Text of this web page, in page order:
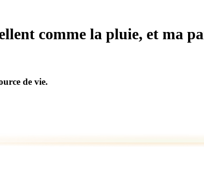
comme la pluie, et ma
de vie.